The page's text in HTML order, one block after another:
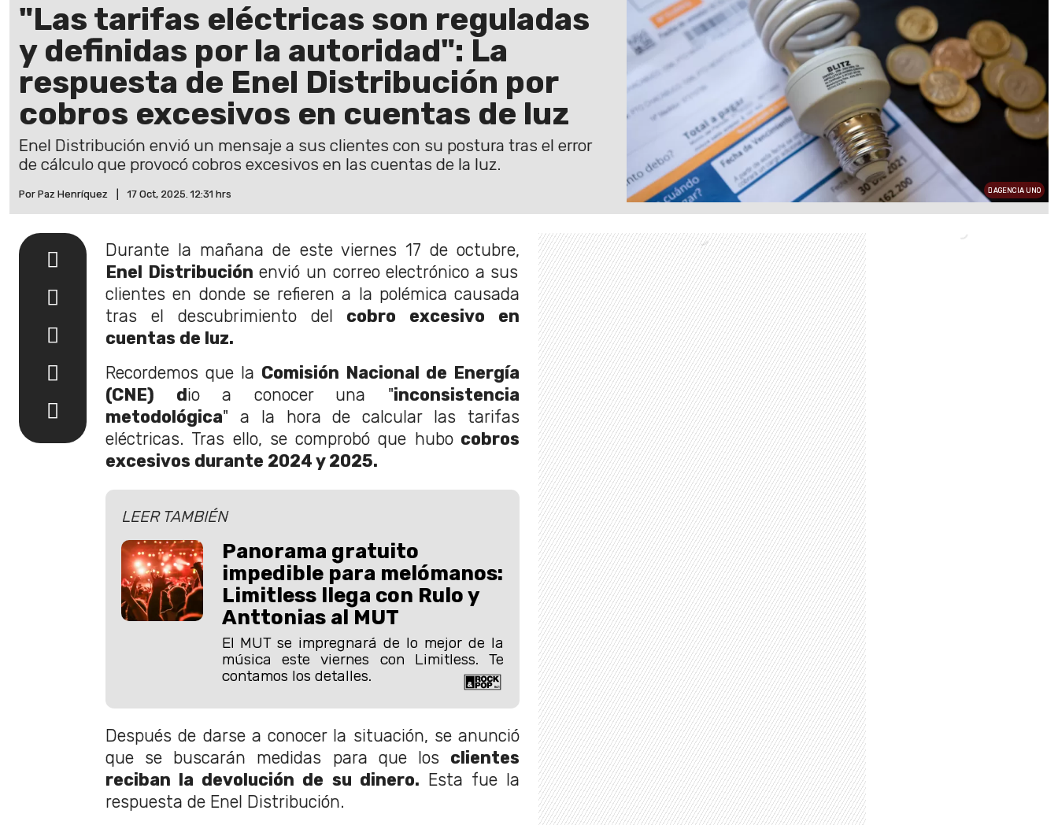
"Las tarifas eléctricas son reguladas
y definidas por la autoridad": La
respuesta de Enel Distribución por
cobros excesivos en cuentas de luz
Enel Distribución envió un mensaje a sus clientes con su postura tras el error
de cálculo que provocó cobros excesivos en las cuentas de la luz.
Por Paz Henríquez 17 Oct, 2025. 12:31 hrs AGENCIA UNO
Durante la mañana de este viernes 17 de octubre,
Enel Distribución envió un correo electrónico a sus
clientes en donde se refieren a la polémica causada
tras el descubrimiento del cobro excesivo en
cuentas de luz.
Recordemos que la Comisión Nacional de Energía
(CNE) dio a conocer una "inconsistencia
metodológica" a la hora de calcular las tarifas
eléctricas. Tras ello, se comprobó que hubocobros
excesivos durante 2024 y 2025.
LEER TAMBIÉN
Panorama gratuito
impedible para melómanos:
Limitless llega con Rulo y
Anttonias al MUT
El MUT se impregnará de lo mejor de la
música este viernes con Limitless. Te
contamos los detalles.
Después de darse a conocer la situación, se anunció
que se buscarán medidas para que los clientes
reciban la devolución de su dinero. Esta fue la
respuesta de Enel Distribución.